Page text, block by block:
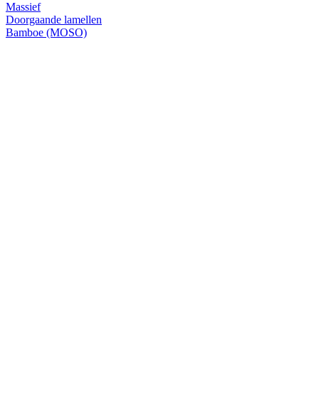
Massief
Doorgaande lamellen
Bamboe (MOSO)